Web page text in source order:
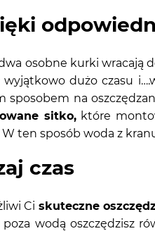
osobne kurki wracają
dużo czasu
na
sitko,które
ten sposób woda z
czas
Ci skuteczne
wodą oszczędzisz